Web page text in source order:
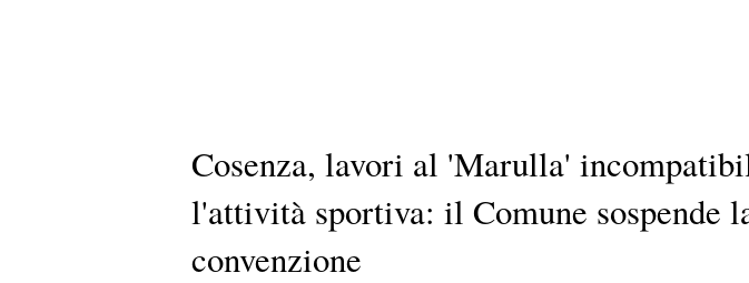
Cosenza, lavori al 'Marulla'
l'attività sportiva: il Comune sospende
convenzione